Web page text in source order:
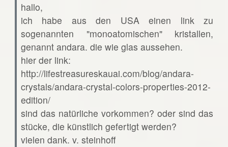
hallo,
ich habe aus den USA einen link zu
sogenannten "monoatomischen" kristallen,
genannt andara. die wie glas aussehen.
hier der link:
http://lifestreasureskauai.com/blog/andara-
crystals/andara-crystal-colors-properties-2012-
edition/
sind das natürliche vorkommen? oder sind das
stücke, die künstlich gefertigt werden?
vielen dank. v. steinhoff